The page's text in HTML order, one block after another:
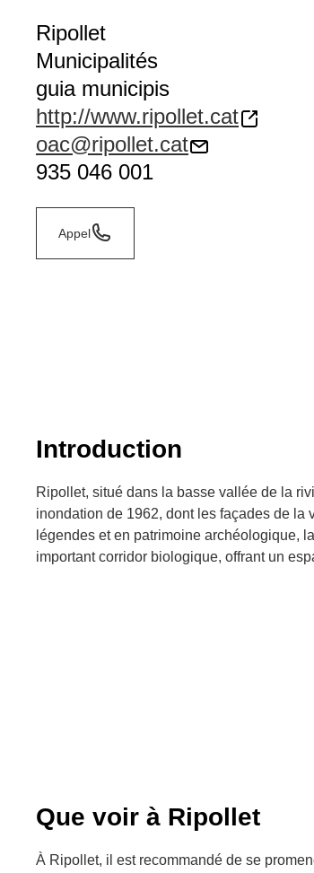
Ripollet
Municipalités
guia municipis
http://www.ripollet.cat
oac@ripollet.cat
935 046 001
Appel
Introduction
Ripollet, situé dans la basse vallée de la
inondation de 1962, dont les façades de la
légendes et en patrimoine archéologique,
important corridor biologique, offrant un
Que voir à Ripollet
À Ripollet, il est recommandé de se